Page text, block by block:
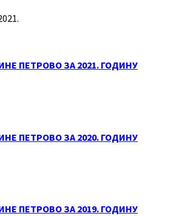
ПЕТРОВО ЗА 2021. ГОДИНУ
ПЕТРОВО ЗА 2020. ГОДИНУ
ПЕТРОВО ЗА 2019. ГОДИНУ